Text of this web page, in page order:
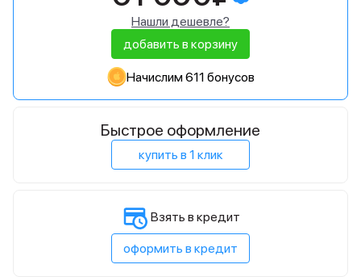
Нашли дешевле?
добавить в корзину
Начислим 611 бонусов
Быстрое оформление
купить в 1 клик
Взять в кредит
оформить в кредит